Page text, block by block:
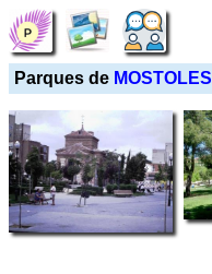
Parques de MOSTOLES